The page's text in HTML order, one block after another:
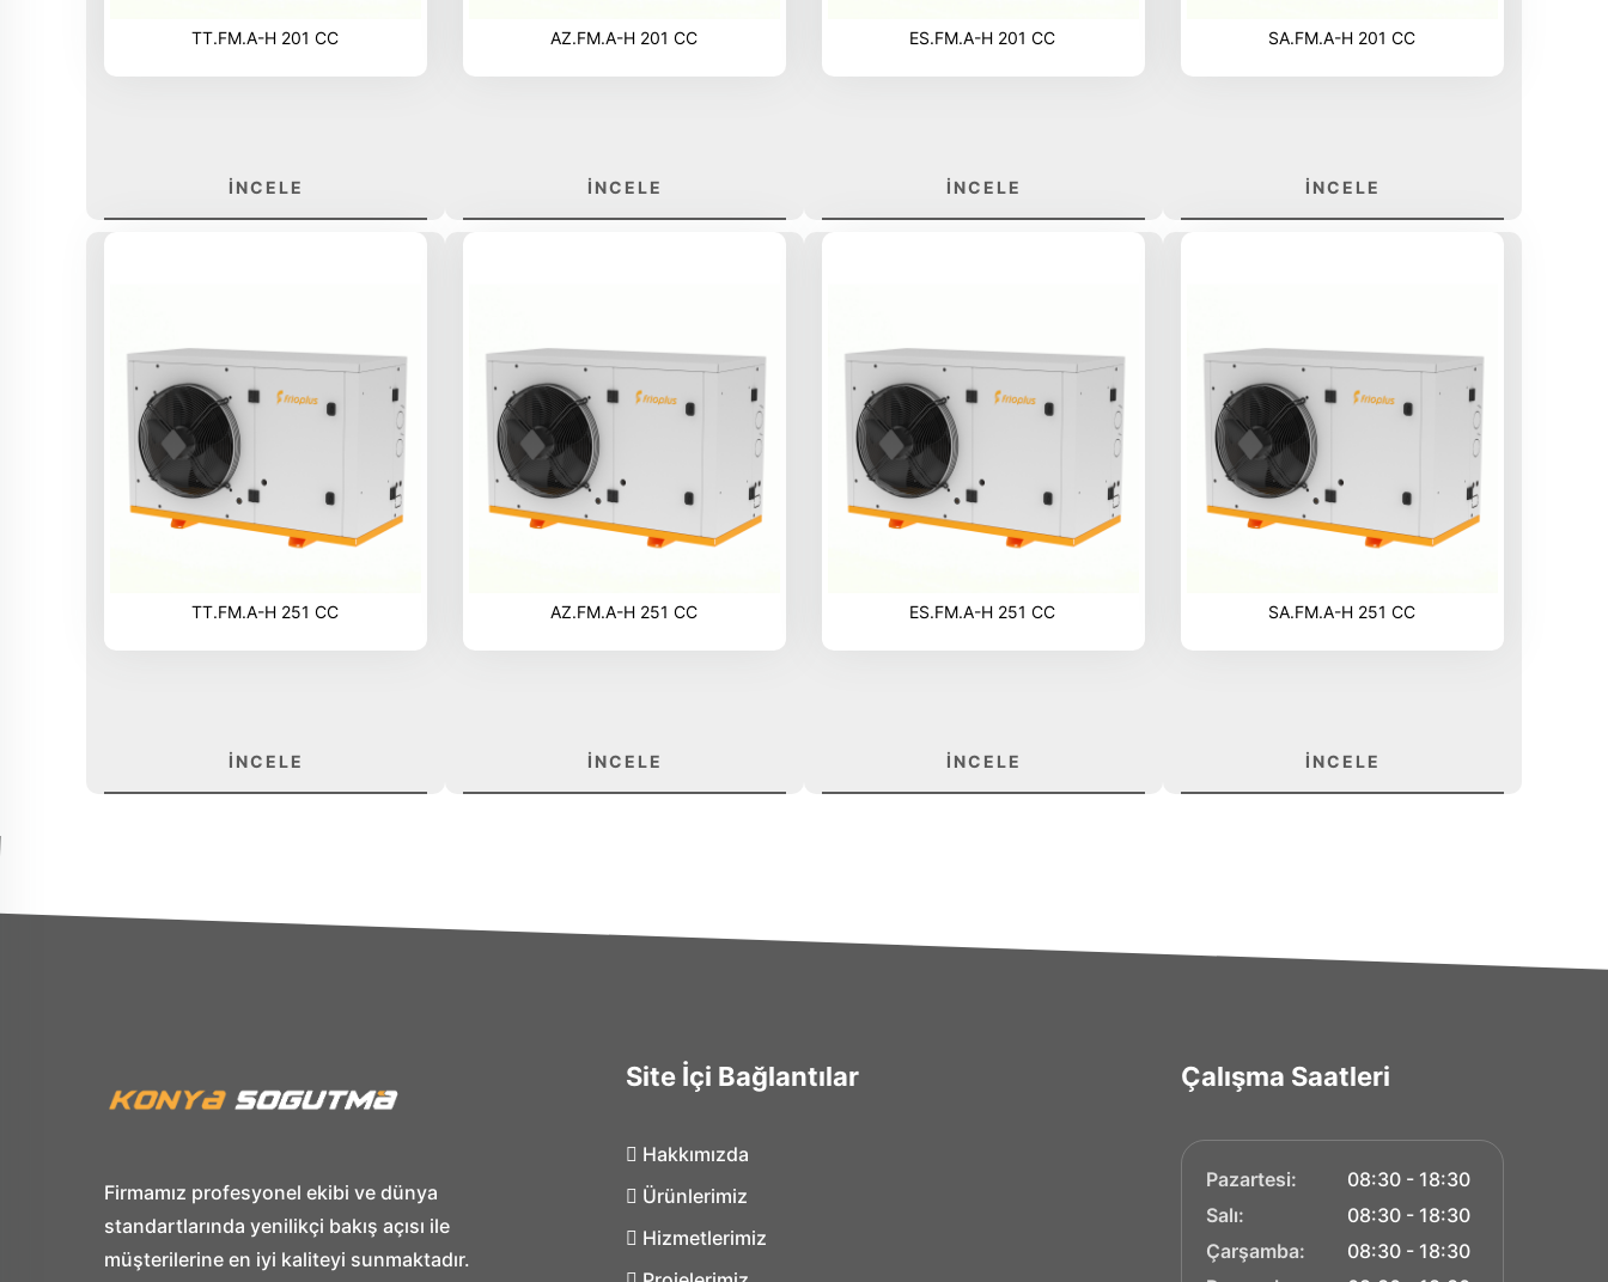
TT.FM.A-H 201 CC
İNCELE
AZ.FM.A-H 201 CC
İNCELE
ES.FM.A-H 201 CC
İNCELE
SA.FM.A-H 201 CC
İNCELE
TT.FM.A-H 251 CC
İNCELE
AZ.FM.A-H 251 CC
İNCELE
ES.FM.A-H 251 CC
İNCELE
SA.FM.A-H 251 CC
İNCELE
Firmamız profesyonel ekibi ve dünya
standartlarında yenilikçi bakış açısı ile
müşterilerine en iyi kaliteyi sunmaktadır.
Site İçi Bağlantılar
Hakkımızda
Ürünlerimiz
Hizmetlerimiz
Çalışma Saatleri
Pazartesi:
08:30 - 18:30
Salı:
08:30 - 18:30
Çarşamba:
08:30 - 18:30